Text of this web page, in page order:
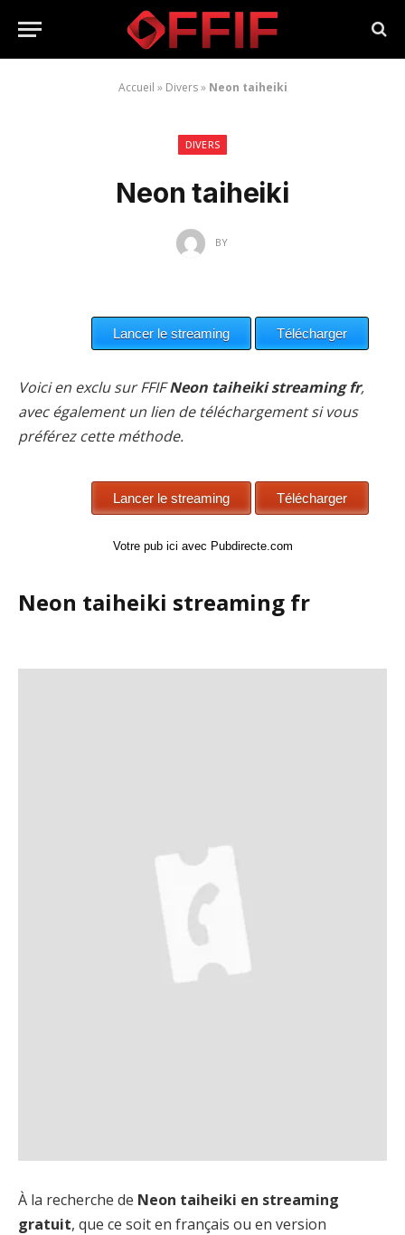
Accueil » Divers» Neon taiheiki
DIVERS
Neon taiheiki
BY
Voici en exclu sur FFIFNeon taiheiki streaming fr,
avec également un lien de téléchargement si vous
préférez cette méthode.
Votre pub ici avec Pubdirecte.com
Neon taiheiki streaming fr
À la recherche de Neon taiheiki en streaming
gratuit, que ce soit en français ou en version